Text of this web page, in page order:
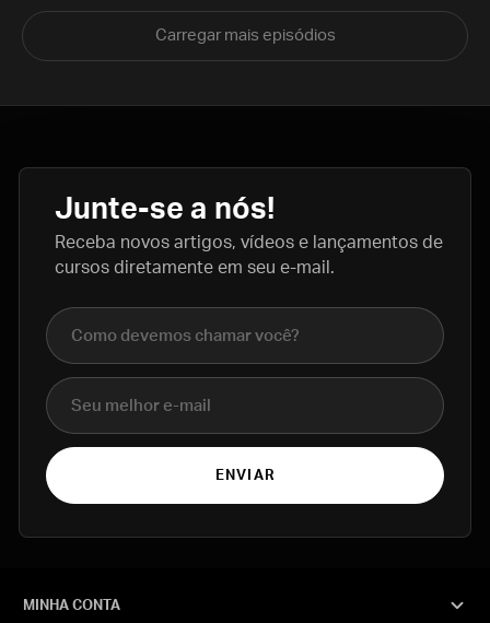
Carregar mais episódios
Junte-se a nós!
Receba novos artigos, vídeos e lançamentos de
cursos diretamente em seu e-mail.
Nome completo
E-mail
ENVIAR
MINHA CONTA